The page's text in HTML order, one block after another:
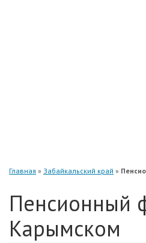
Главная » Забайкальский край »
Пенсионный
Карымском